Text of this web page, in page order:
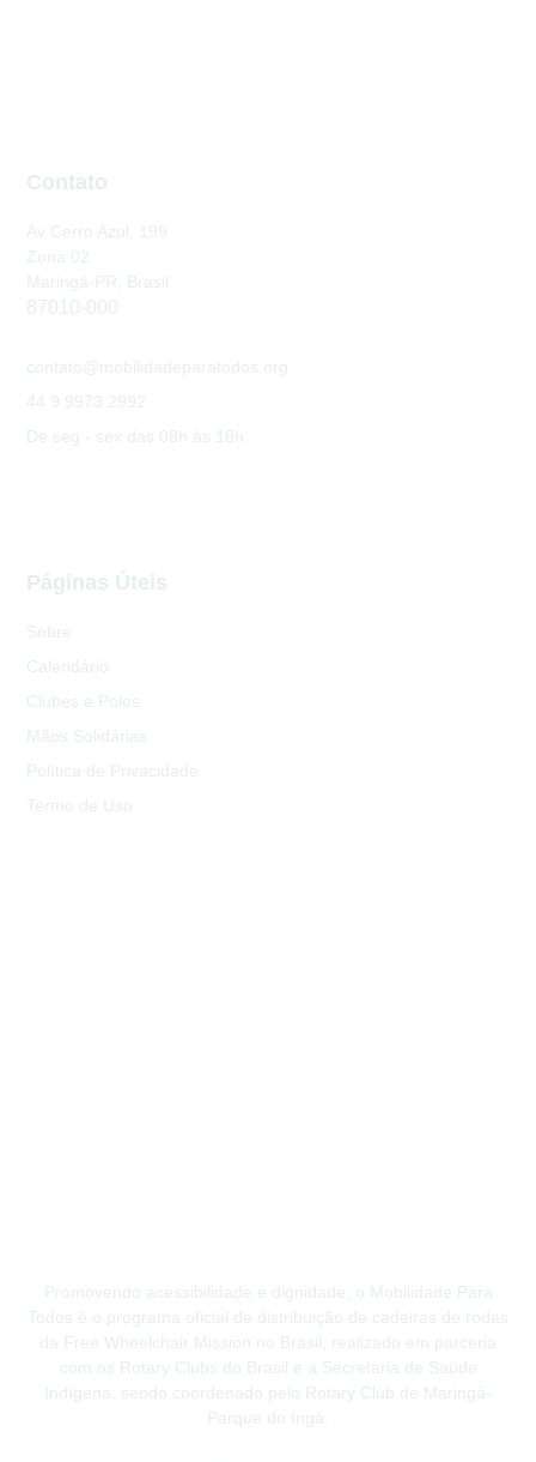
Promovendo acessibilidade e dignidade, o Mobilidade Para
Todos é o programa oficial de distribuição de cadeiras de rodas
da Free Wheelchair Mission no Brasil, realizado em parceria
com os Rotary Clubs do Brasil e a Secretaria de Saúde
Indígena, sendo coordenado pelo Rotary Club de Maringá-
Parque do Ingá.
Páginas Úteis
Sobre
Calendário
Clubes e Polos
Mãos Solidárias
Política de Privacidade
Termo de Uso
Contato
Av Cerro Azul, 199
Zona 02
Maringá-PR, Brasil
87010-000
contato@mobilidadeparatodos.org
44 9 9973 2992
De seg - sex das 08h às 18h